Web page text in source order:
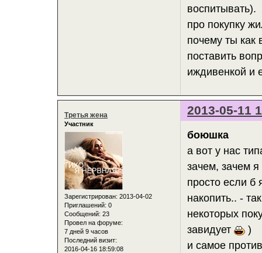
воспитывать).
про покупку
почему ты как
поставить
иждивенкой и
2013-05-11
Третья жена
Участник
Зарегистрирован: 2013-04-02
Приглашений: 0
Сообщений: 23
Провел на форуме:
7 дней 9 часов
Последний визит:
2016-04-16 18:59:08
боюшка
а вот у нас
зачем, зачем
просто если б
накопить.. -
некоторых
завидует
)
и самое